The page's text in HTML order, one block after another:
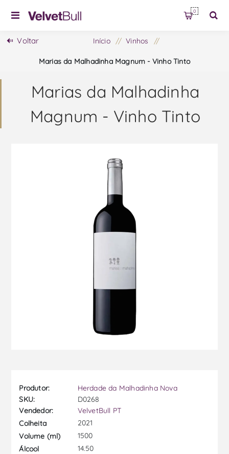
0
Voltar Início / Vinhos /
Marias da Malhadinha Magnum - Vinho Tinto
Marias da Malhadinha
Magnum - Vinho Tinto
Produtor:
Herdade da Malhadinha Nova
SKU:
D0268
Vendedor:
VelvetBull PT
Colheita
2021
Volume (ml)
1500
Álcool
14.50